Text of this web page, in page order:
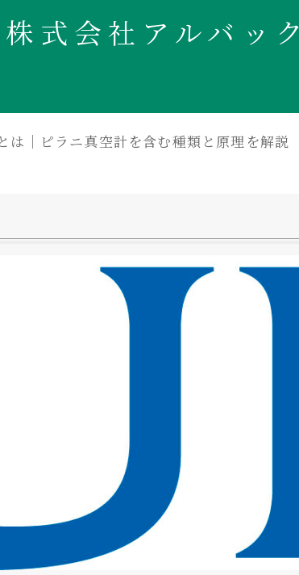
株式会社アルバック
は｜ピラニ真空計を含む種類と原理を解説